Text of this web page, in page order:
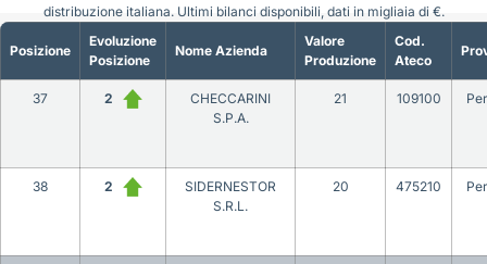
Posizione
Evoluzione
Posizione
Nome Azienda
Valore
Produzione
Cod.
Ateco
37 2
CHECCARINI
S.P.A.
21 109100
38 2
SIDERNESTOR
S.R.L.
20 475210
distribuzione italiana. Ultimi bilanci disponibili, dati in migliaia di €.